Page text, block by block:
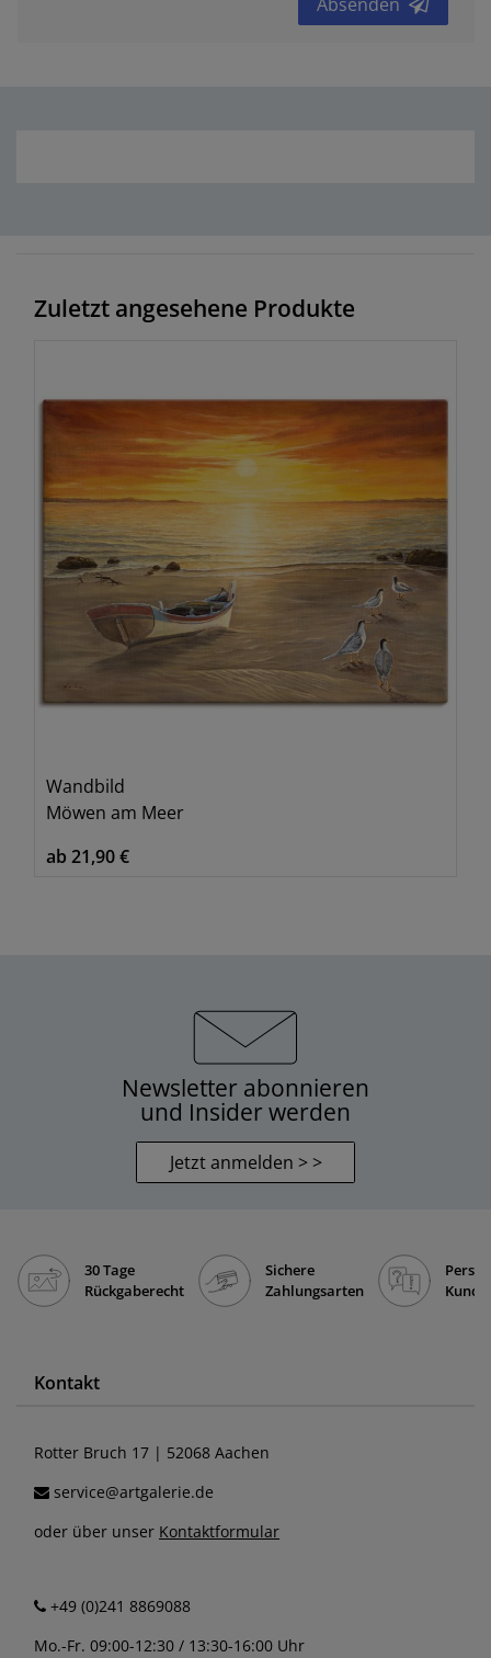
Zuletzt angesehene Produkte
Wandbild
Möwen am Meer
ab 21,90 €
Newsletter abonnieren
und Insider werden
Jetzt anmelden > >
30 Tage
Rückgaberecht
Sichere
Zahlungsarten
Kontakt
Rotter Bruch 17 | 52068 Aachen
service@artgalerie.de
oder über unser Kontaktformular
+49 (0)241 8869088
Mo.-Fr. 09:00-12:30 / 13:30-16:00 Uhr